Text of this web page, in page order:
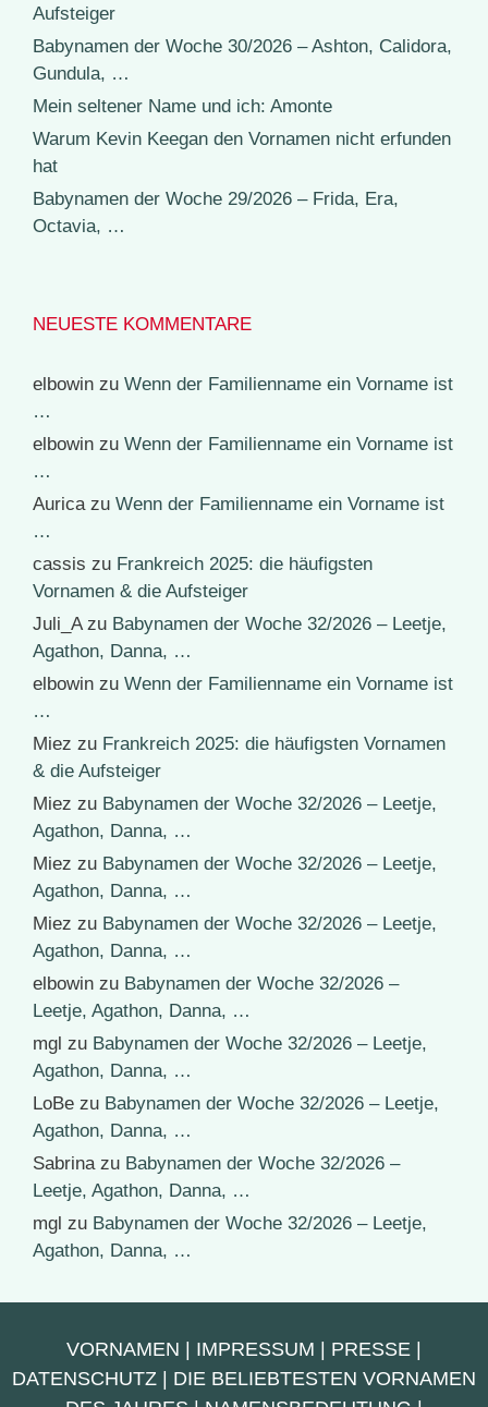
Aufsteiger
Babynamen der Woche 30/2026 – Ashton, Calidora,
Gundula, …
Mein seltener Name und ich: Amonte
Warum Kevin Keegan den Vornamen nicht erfunden
hat
Babynamen der Woche 29/2026 – Frida, Era,
Octavia, …
NEUESTE KOMMENTARE
elbowin zu Wenn der Familienname ein Vorname ist
…
elbowin zu Wenn der Familienname ein Vorname ist
…
Aurica zu Wenn der Familienname ein Vorname ist
…
cassis zu Frankreich 2025: die häufigsten
Vornamen & die Aufsteiger
Juli_Azu Babynamen der Woche 32/2026 – Leetje,
Agathon, Danna, …
elbowin zu Wenn der Familienname ein Vorname ist
…
Miez zu Frankreich 2025: die häufigsten Vornamen
& die Aufsteiger
Miez zu Babynamen der Woche 32/2026 – Leetje,
Agathon, Danna, …
Miez zu Babynamen der Woche 32/2026 – Leetje,
Agathon, Danna, …
Miez zu Babynamen der Woche 32/2026 – Leetje,
Agathon, Danna, …
elbowin zu Babynamen der Woche 32/2026 –
Leetje, Agathon, Danna, …
mgl zu Babynamen der Woche 32/2026 – Leetje,
Agathon, Danna, …
LoBe zu Babynamen der Woche 32/2026 – Leetje,
Agathon, Danna, …
Sabrina zu Babynamen der Woche 32/2026 –
Leetje, Agathon, Danna, …
mgl zu Babynamen der Woche 32/2026 – Leetje,
Agathon, Danna, …
VORNAMEN | IMPRESSUM | PRESSE |
DATENSCHUTZ | DIE BELIEBTESTEN VORNAMEN